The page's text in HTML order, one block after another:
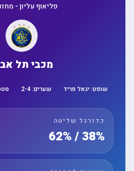
פליאוף עליון - מחזור 34
מכבי תל
שופט:יגאל פריד שערים: 2 -4
כדורגל שליטה
38% / 62%